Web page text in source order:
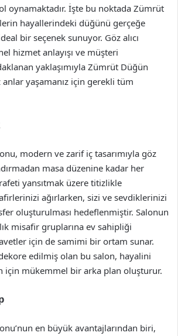
oynamaktadır. İşte bu noktada Zümrüt
hayallerindeki düğünü gerçeğe
bir seçenek sunuyor. Göz alıcı
hizmet anlayışı ve müşteri
yaklaşımıyla Zümrüt Düğün
yaşamanız için gerekli tüm
modern ve zarif iç tasarımıyla göz
masa düzenine kadar her
yansıtmak üzere titizlikle
ağırlarken, sizi ve sevdiklerinizi
oluşturulması hedeflenmiştir. Salonun
misafir gruplarına ev sahipliği
için de samimi bir ortam sunar.
edilmiş olan bu salon, hayalini
için mükemmel bir arka plan oluşturur.
en büyük avantajlarından biri,